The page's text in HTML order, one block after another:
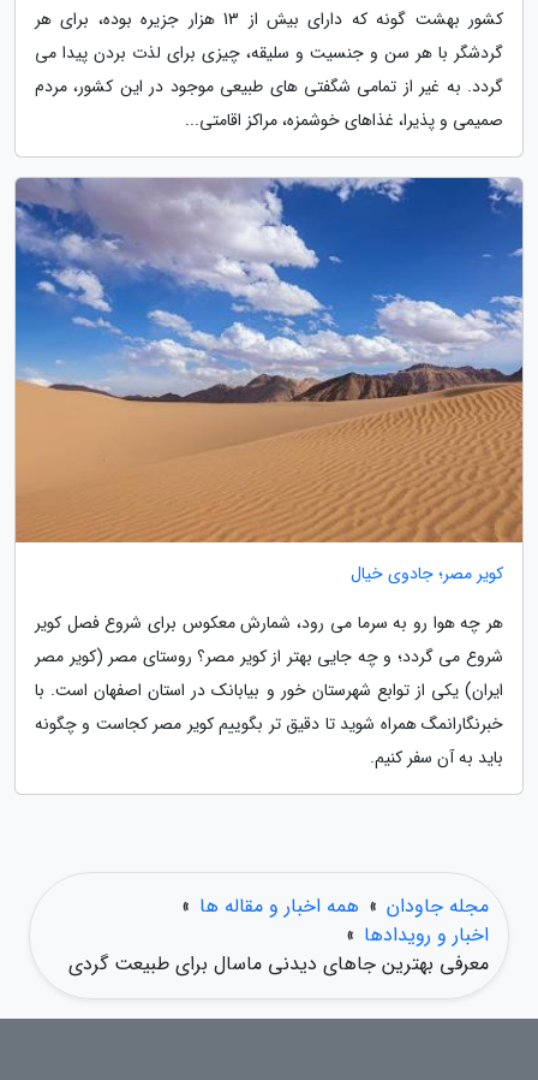
کشور بهشت گونه که دارای بیش از 13 هزار جزیره بوده، برای هر
گردشگر با هر سن و جنسیت و سلیقه، چیزی برای لذت بردن پیدا می
گردد. به غیر از تمامی شگفتی های طبیعی موجود در این کشور، مردم
صمیمی و پذیرا، غذاهای خوشمزه، مراکز اقامتی...
کویر مصر؛ جادوی خیال
هر چه هوا رو به سرما می رود، شمارش معکوس برای شروع فصل کویر
شروع می گردد؛ و چه جایی بهتر از کویر مصر؟ روستای مصر (کویر مصر
ایران) یکی از توابع شهرستان خور و بیابانک در استان اصفهان است. با
خبرنگارانمگ همراه شوید تا دقیق تر بگوییم کویر مصر کجاست و چگونه
باید به آن سفر کنیم.
مجله جاودان » همه اخبار و مقاله ها »
اخبار و رویدادها »
معرفی بهترین جاهای دیدنی ماسال برای طبیعت گردی